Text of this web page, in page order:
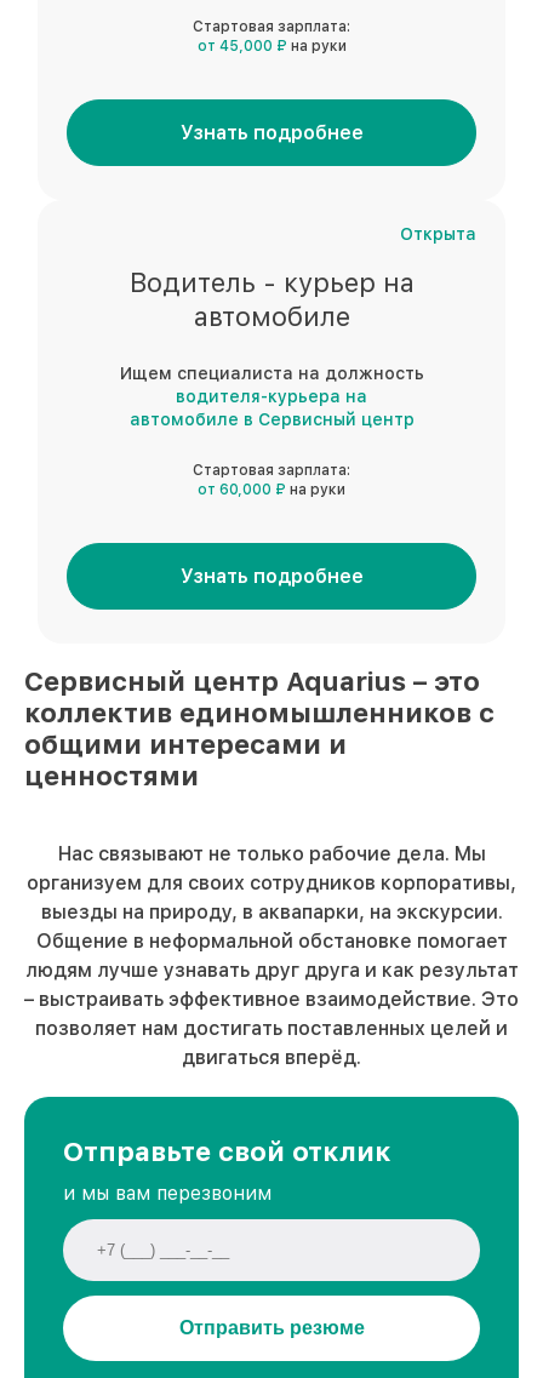
Стартовая зарплата:
от 45,000 ₽ на руки
Узнать подробнее
Открыта
Водитель - курьер на
автомобиле
Ищем специалиста на должность
водителя-курьера на
автомобиле в Сервисный центр
Стартовая зарплата:
от 60,000 ₽ на руки
Узнать подробнее
Сервисный центр Aquarius – это
коллектив единомышленников с
общими интересами и
ценностями
Нас связывают не только рабочие дела. Мы
организуем для своих сотрудников корпоративы,
выезды на природу, в аквапарки, на экскурсии.
Общение в неформальной обстановке помогает
людям лучше узнавать друг друга и как результат
– выстраивать эффективное взаимодействие. Это
позволяет нам достигать поставленных целей и
двигаться вперёд.
Отправьте свой отклик
и мы вам перезвоним